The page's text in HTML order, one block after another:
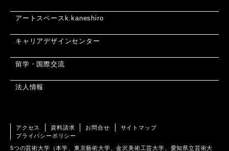
アートスペースk.kaneshiro
キャリアデザインセンター
留学・国際交流
法人情報
アクセス 資料請求 お問合せ
サイトマップ
プライバシーポリシー
5つの芸術大学（本学、東京藝術大学、金沢美術工芸大学、愛知県立芸術大